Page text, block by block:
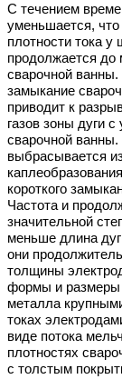
С течением
уменьшается,
плотности тока
продолжается до
сварочной ванны.
замыкание
приводит к
газов зоны дуги
сварочной
выбрасывается
короткого
Частота и
значительной
меньше длина
они
толщины
формы и размеры
металла
токах
виде потока
плотностях
с толстым